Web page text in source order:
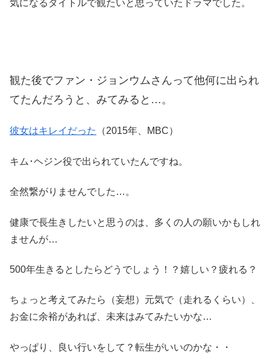
気になるタイトルで観たいと思っていたドラマでした。
観た後でファン・ジョンウムさんって他何に出られ
てたんだろうと、みてみると…。
彼女はキレイだった （2015年、MBC）
キム･ヘジン役で出られていたんですね。
全然繋がりませんでした…。
健康で長生きしたいと思うのは、多くの人の願いかもしれ
ませんが…
500年生きるとしたらどうでしょう！？嬉しい？疲れる？
ちょっと考えてみたら（妄想）元気で（走れるくらい）、
お金に余裕があれば、未来はみてみたいかな…
やっぱり、良い行いをして？転生がいいのかな・・